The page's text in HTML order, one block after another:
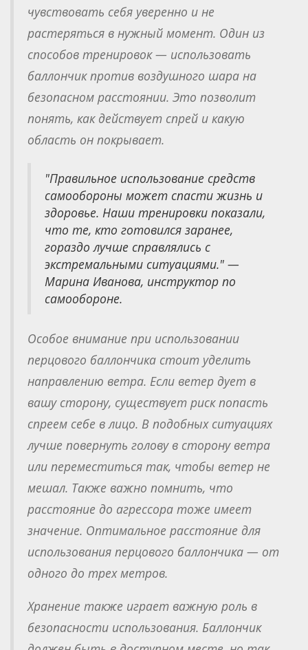
чувствовать себя уверенно и не
растеряться в нужный момент. Один из
способов тренировок — использовать
баллончик против воздушного шара на
безопасном расстоянии. Это позволит
понять, как действует спрей и какую
область он покрывает.
"Правильное использование средств
самообороны может спасти жизнь и
здоровье. Наши тренировки показали,
что те, кто готовился заранее,
гораздо лучше справлялись с
экстремальными ситуациями." —
Марина Иванова, инструктор по
самообороне.
Особое внимание при использовании
перцового баллончика стоит уделить
направлению ветра. Если ветер дует в
вашу сторону, существует риск попасть
спреем себе в лицо. В подобных ситуациях
лучше повернуть голову в сторону ветра
или переместиться так, чтобы ветер не
мешал. Также важно помнить, что
расстояние до агрессора тоже имеет
значение. Оптимальное расстояние для
использования перцового баллончика — от
одного до трех метров.
Хранение также играет важную роль в
безопасности использования. Баллончик